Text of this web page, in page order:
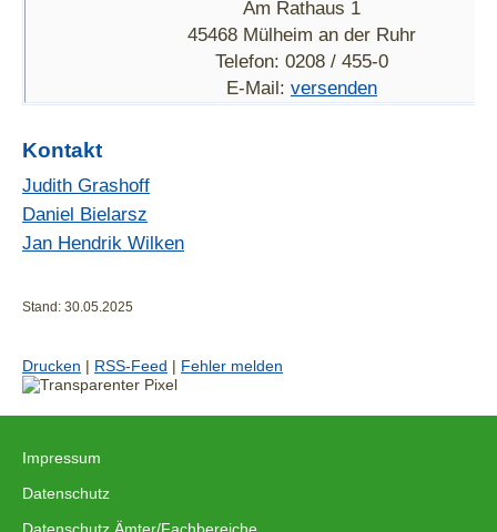
Am Rathaus 1
45468 Mülheim an der Ruhr
Telefon: 0208 / 455-0
E-Mail: versenden
Kontakt
Judith Grashoff
Daniel Bielarsz
Jan Hendrik Wilken
Stand: 30.05.2025
Drucken | RSS-Feed | Fehler melden
Impressum
Datenschutz